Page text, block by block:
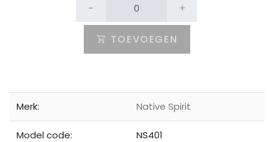
- +
TOEVOEGEN
Merk: Native Spirit
Model code: NS401